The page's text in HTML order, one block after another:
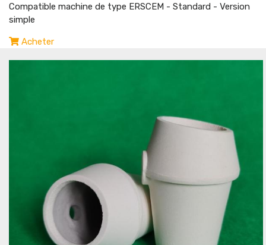
Compatible machine de type ERSCEM - Standard - Version
simple
Acheter